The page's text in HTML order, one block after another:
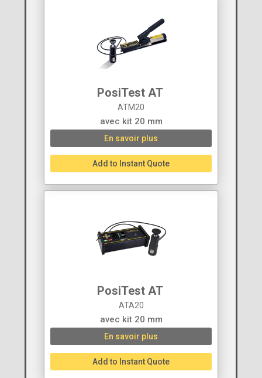
PosiTest AT ‍
ATA20
avec kit 20 mm
En savoir plus
Add to Instant Quote
PosiTest AT ‍
ATM20
avec kit 20 mm
En savoir plus
Add to Instant Quote